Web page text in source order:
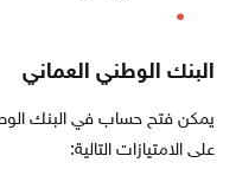
البنك الوطني العماني
يمكن فتح حساب في البنك
على الامتيازات التالية: